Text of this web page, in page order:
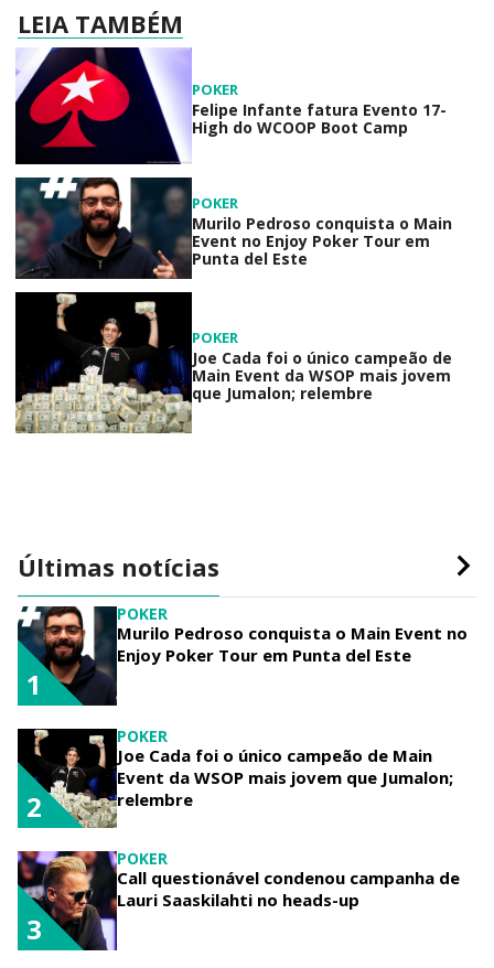
LEIA TAMBÉM
POKER
Felipe Infante fatura Evento 17-
High do WCOOP Boot Camp
POKER
Murilo Pedroso conquista o Main
Event no Enjoy Poker Tour em
Punta del Este
POKER
Joe Cada foi o único campeão de
Main Event da WSOP mais jovem
que Jumalon; relembre
Últimas notícias
POKER
Murilo Pedroso conquista o Main Event no
Enjoy Poker Tour em Punta del Este
1
POKER
Joe Cada foi o único campeão de Main
Event da WSOP mais jovem que Jumalon;
relembre
2
POKER
Call questionável condenou campanha de
Lauri Saaskilahti no heads-up
3